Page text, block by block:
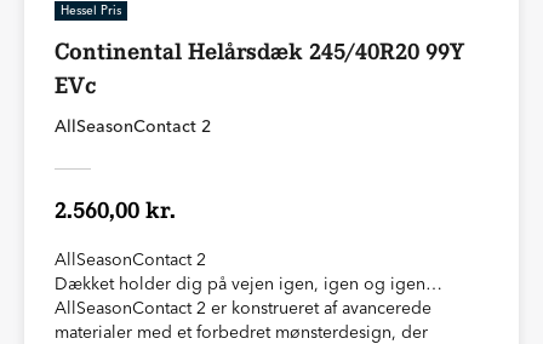
Hessel Pris
Continental Helårsdæk 245/40R20 99Y
EVc
AllSeasonContact 2
2.560,00 kr.
AllSeasonContact 2
Dækket holder dig på vejen igen, igen og igen…
AllSeasonContact 2 er konstrueret af avancerede
materialer med et forbedret mønsterdesign, der